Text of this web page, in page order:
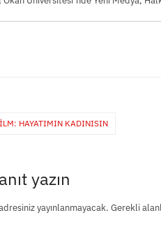
HAYATIMIN KADINISIN
yazın
yayınlanmayacak. Gerekli